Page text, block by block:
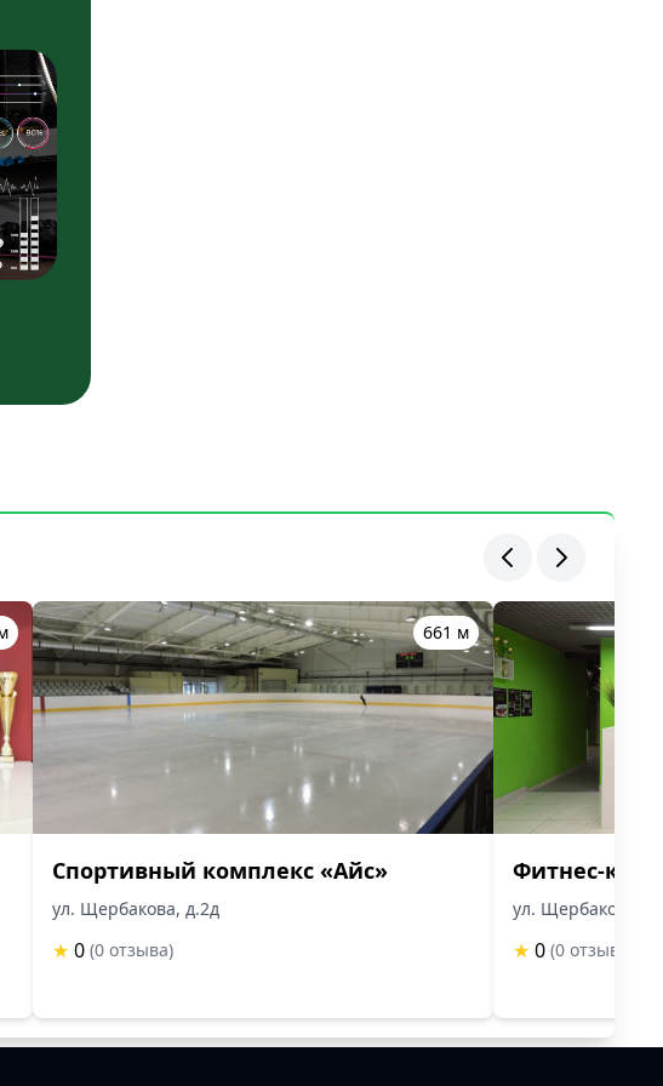
661 м
Спортивный комплекс «Айс»
ул. Щербакова, д.2д
★ 0 (0 отзыва)
Фитнес-
ул. Щербакова,
★ 0 (0 отзыва)